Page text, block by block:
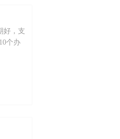
好，支
个办